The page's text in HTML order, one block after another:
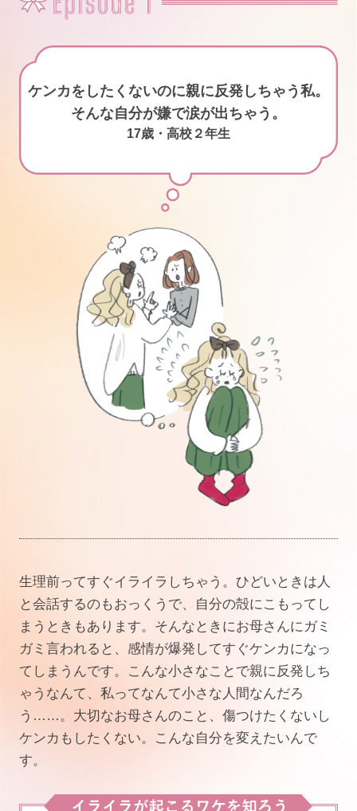
ケンカをしたくないのに親に反発しちゃう私。
そんな自分が嫌で涙が出ちゃう。
17歳・高校２年生
生理前ってすぐイライラしちゃう。ひどいときは人
と会話するのもおっくうで、自分の殻にこもってし
まうときもあります。そんなときにお母さんにガミ
ガミ言われると、感情が爆発してすぐケンカになっ
てしまうんです。こんな小さなことで親に反発しち
ゃうなんて、私ってなんて小さな人間なんだろ
う……。大切なお母さんのこと、傷つけたくないし
ケンカもしたくない。こんな自分を変えたいんで
す。